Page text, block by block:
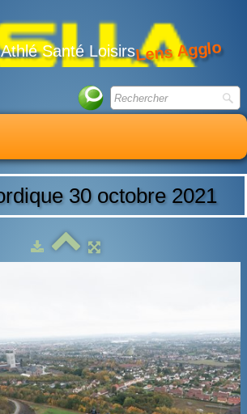
Athlé Santé LoisirsLens Agglo
30 octobre 2021